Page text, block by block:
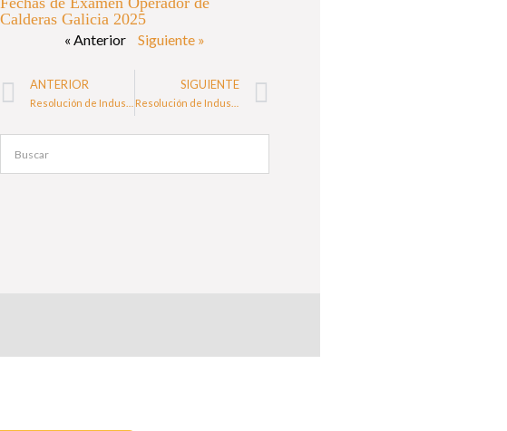
Calderas Galicia 2025
« Anterior Siguiente »
ANTERIOR SIGUIENTE